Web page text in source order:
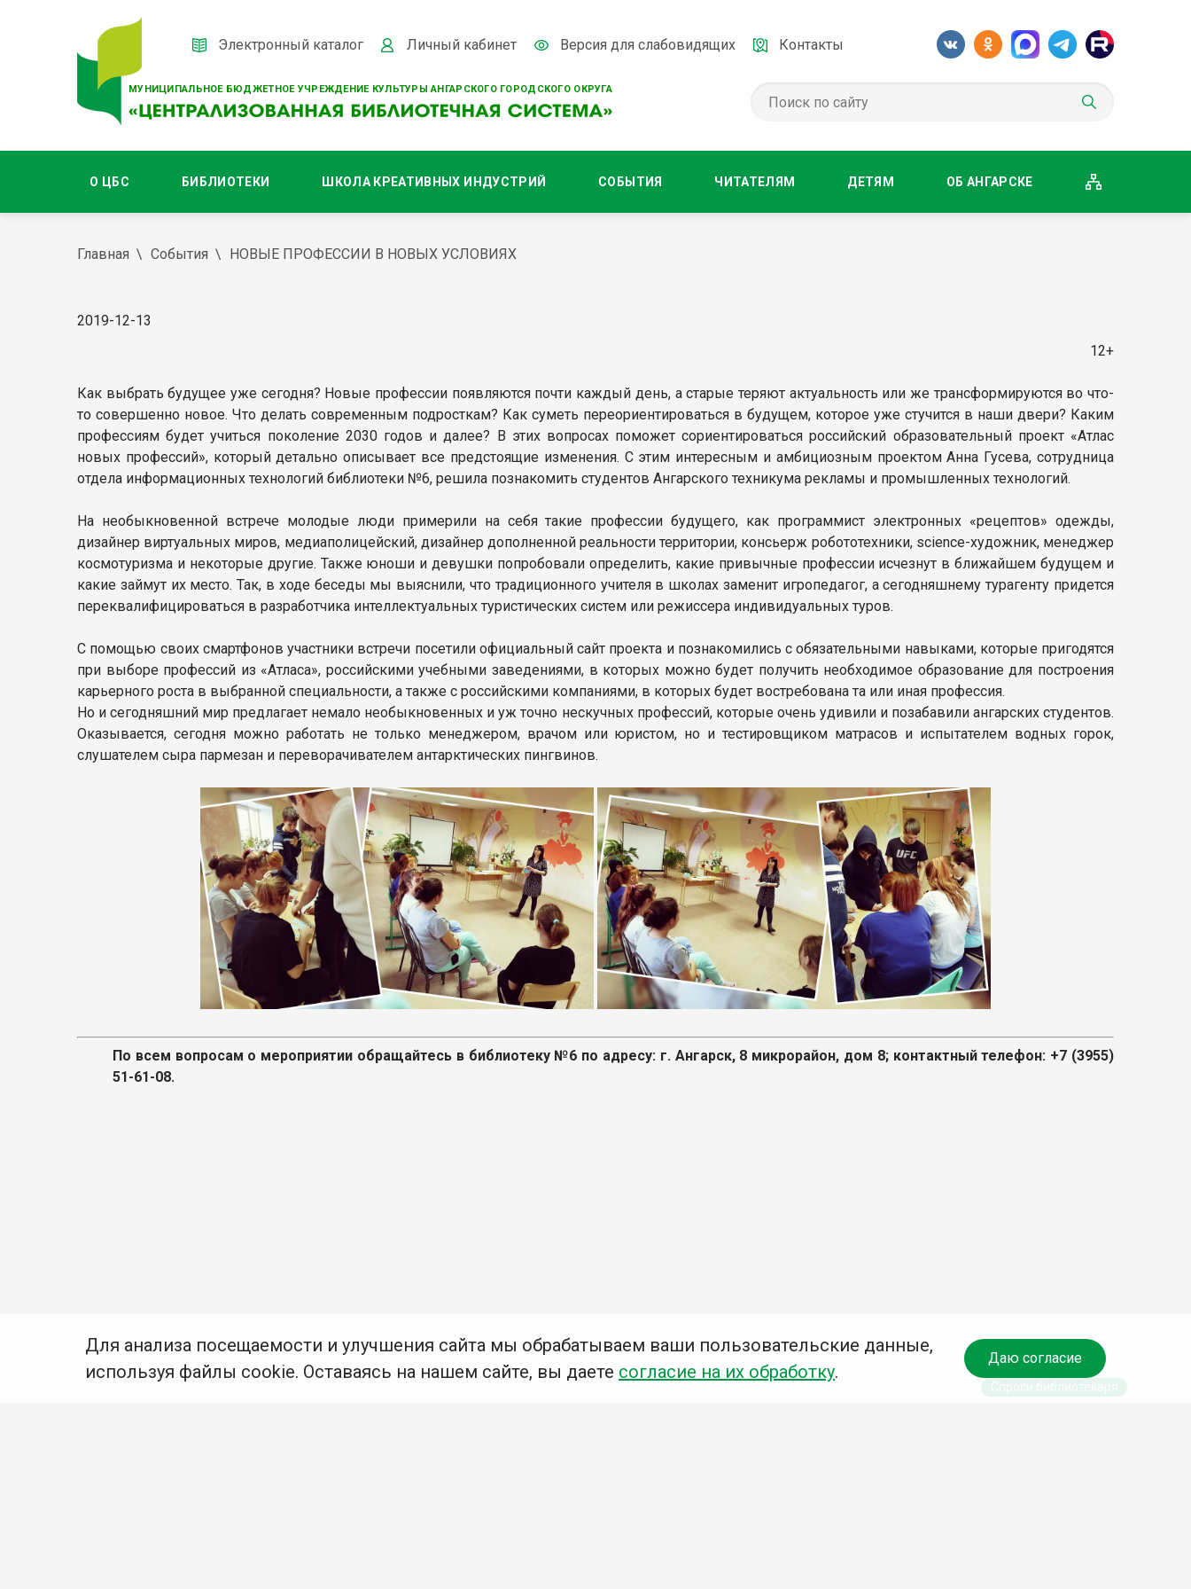
МУНИЦИПАЛЬНОЕ БЮДЖЕТНОЕ УЧРЕЖДЕНИЕ КУЛЬТУРЫ АНГАРСКОГО ГОРОДСКОГО ОКРУГА
Электронный каталог Личный кабинет Версия для слабовидящих Контакты
О ЦБС БИБЛИОТЕКИ ШКОЛА КРЕАТИВНЫХ ИНДУСТРИЙ СОБЫТИЯ ЧИТАТЕЛЯМ ДЕТЯМ ОБ АНГАРСКЕ
Главная События НОВЫЕ ПРОФЕССИИ В НОВЫХ УСЛОВИЯХ
2019-12-13
12+
Как выбрать будущее уже сегодня? Новые профессии появляются почти каждый день, а старые теряют актуальность или же трансформируются во что-
то совершенно новое. Что делать современным подросткам? Как суметь переориентироваться в будущем, которое уже стучится в наши двери? Каким
профессиям будет учиться поколение 2030 годов и далее? В этих вопросах поможет сориентироваться российский образовательный проект «Атлас
новых профессий», который детально описывает все предстоящие изменения. С этим интересным и амбициозным проектом Анна Гусева, сотрудница
отдела информационных технологий библиотеки №6, решила познакомить студентов Ангарского техникума рекламы и промышленных технологий.
На необыкновенной встрече молодые люди примерили на себя такие профессии будущего, как программист электронных «рецептов» одежды,
дизайнер виртуальных миров, медиаполицейский, дизайнер дополненной реальности территории, консьерж робототехники, science-художник, менеджер
космотуризма и некоторые другие. Также юноши и девушки попробовали определить, какие привычные профессии исчезнут в ближайшем будущем и
какие займут их место. Так, в ходе беседы мы выяснили, что традиционного учителя в школах заменит игропедагог, а сегодняшнему турагенту придется
переквалифицироваться в разработчика интеллектуальных туристических систем или режиссера индивидуальных туров.
С помощью своих смартфонов участники встречи посетили официальный сайт проекта и познакомились с обязательными навыками, которые пригодятся
при выборе профессий из «Атласа», российскими учебными заведениями, в которых можно будет получить необходимое образование для построения
карьерного роста в выбранной специальности, а также с российскими компаниями, в которых будет востребована та или иная профессия.
Но и сегодняшний мир предлагает немало необыкновенных и уж точно нескучных профессий, которые очень удивили и позабавили ангарских студентов.
Оказывается, сегодня можно работать не только менеджером, врачом или юристом, но и тестировщиком матрасов и испытателем водных горок,
слушателем сыра пармезан и переворачивателем антарктических пингвинов.
По всем вопросам о мероприятии обращайтесь в библиотеку №6 по адресу: г. Ангарск, 8 микрорайон, дом 8; контактный телефон: +7 (3955)
51-61-08.
Для анализа посещаемости и улучшения сайта мы обрабатываем ваши пользовательские данные,
используя файлы cookie. Оставаясь на нашем сайте, вы даете согласие на их обработку.
Даю согласие
Спроси библиотекаря